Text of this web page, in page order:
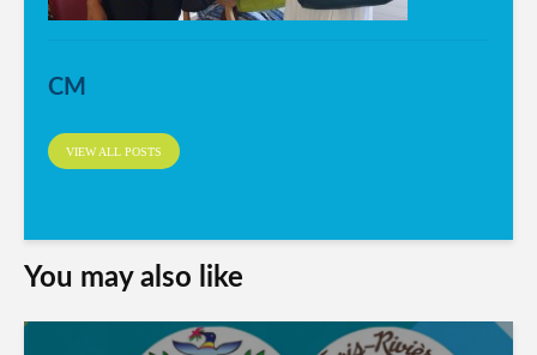
CM
VIEW ALL POSTS
You may also like